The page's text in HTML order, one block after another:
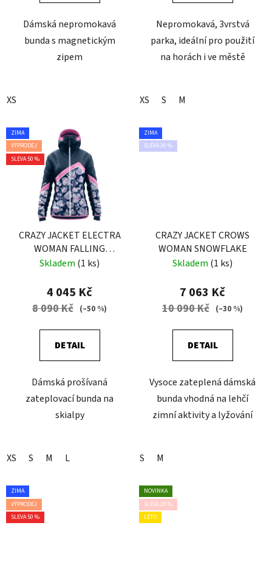
Dámská nepromokavá
bunda s magnetickým
zipem
XS
Nepromokavá, 3vrstvá
parka, ideální pro použití
na horách i ve městě
XS S M
ZIMA
VÝPRODEJ
SLEVA 50 %
CRAZY JACKET ELECTRA
WOMAN FALLING
FLOWER
Skladem (1 ks)
4 045 Kč
8 090 Kč (–50 %)
DETAIL
Dámská prošívaná
zateplovací bunda na
skialpy
XS S M L
ZIMA
SLEVA 30 %
CRAZY JACKET CROWS
WOMAN SNOWFLAKE
Skladem (1 ks)
7 063 Kč
10 090 Kč (–30 %)
DETAIL
Vysoce zateplená dámská
bunda vhodná na lehčí
zimní aktivity a lyžování
S M
ZIMA
VÝPRODEJ
SLEVA 50 %
NOVINKA
SLEVA 20 %
LÉTO